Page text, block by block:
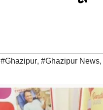
#Ghazipur, #Ghazipur News,